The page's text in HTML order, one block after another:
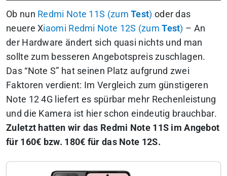
Ob nun Redmi Note 11S (zumTest) oder das
neuere Xiaomi Redmi Note 12S (zumTest) – An
der Hardware ändert sich quasi nichts und man
sollte zum besseren Angebotspreis zuschlagen.
Das “Note S” hat seinen Platz aufgrund zwei
Faktoren verdient: Im Vergleich zum günstigeren
Note 12 4G liefert es spürbar mehr Rechenleistung
und die Kamera ist hier schon eindeutig brauchbar.
Zuletzt hatten wir das Redmi Note 11S im Angebot
für 160€ bzw. 180€ für das Note 12S.